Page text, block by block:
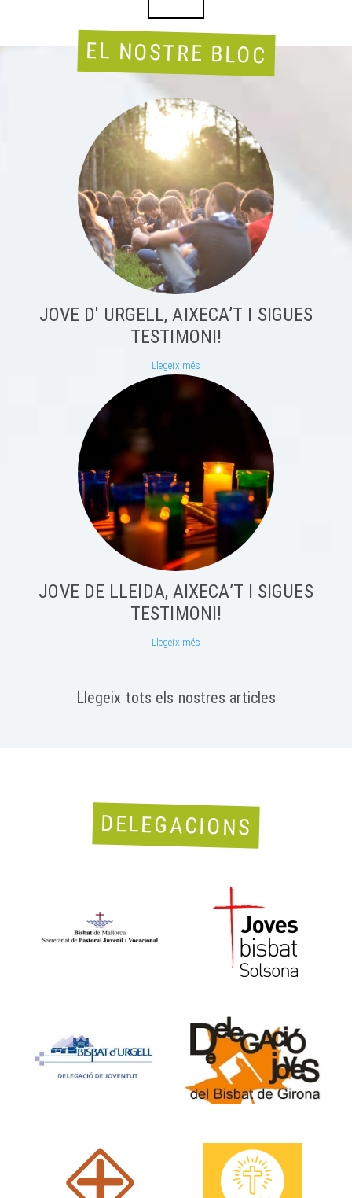
EL NOSTRE BLOC
JOVE D' URGELL, AIXECA’T I SIGUES
TESTIMONI!
Llegeix més
JOVE DE LLEIDA, AIXECA’T I SIGUES
TESTIMONI!
Llegeix més
Llegeix tots els nostres articles
DELEGACIONS